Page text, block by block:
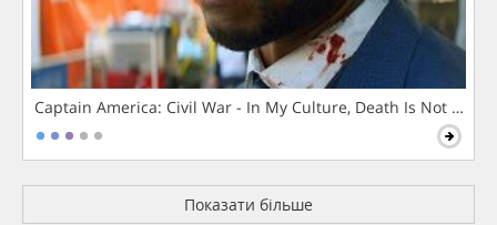
Captain America: Civil War - In My Culture, Death Is Not The
Показати більше